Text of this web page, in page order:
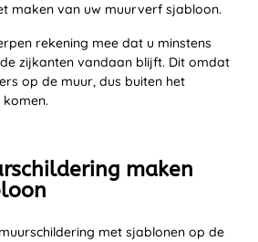
maken van uw muurverf sjabloon.
rekening mee dat u minstens
zijkanten vandaan blijft. Dit omdat
op de muur, dus buiten het
maken
met sjablonen op de